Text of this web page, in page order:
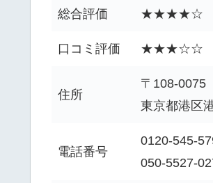
総合評価 ★★★★☆
口コミ評価 ★★★☆☆
住所
〒108-0075
東京都港区
電話番号
0120-545-
050-5527-